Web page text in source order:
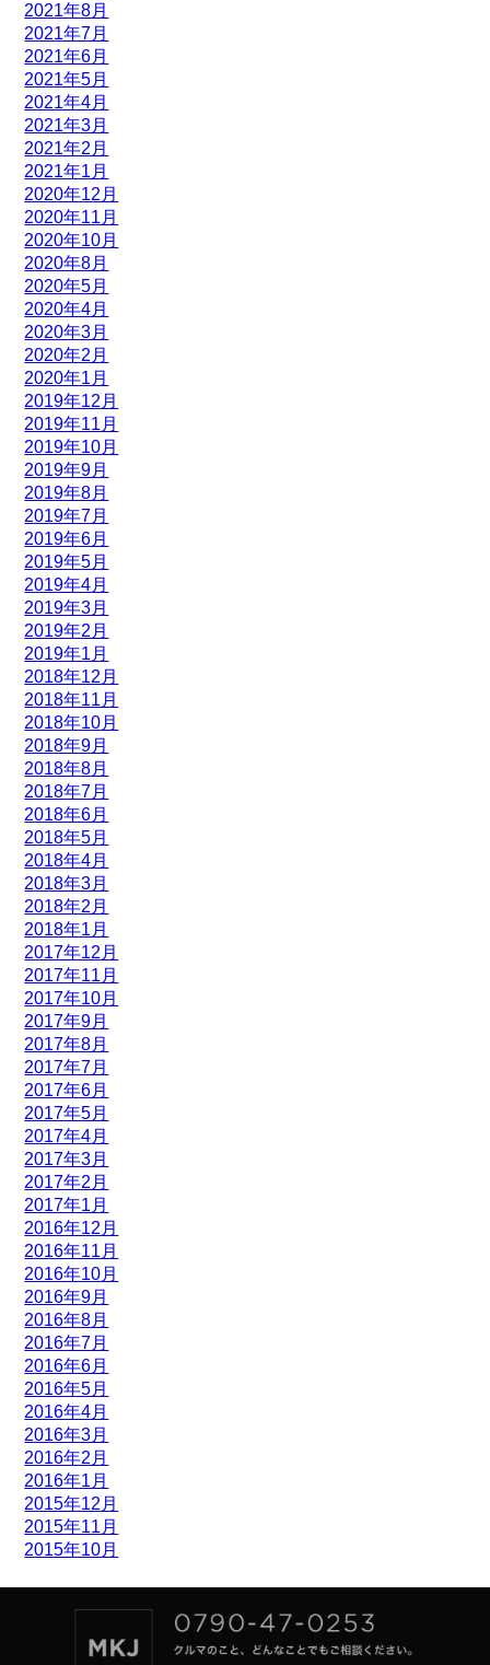
2021年8月
2021年7月
2021年6月
2021年5月
2021年4月
2021年3月
2021年2月
2021年1月
2020年12月
2020年11月
2020年10月
2020年8月
2020年5月
2020年4月
2020年3月
2020年2月
2020年1月
2019年12月
2019年11月
2019年10月
2019年9月
2019年8月
2019年7月
2019年6月
2019年5月
2019年4月
2019年3月
2019年2月
2019年1月
2018年12月
2018年11月
2018年10月
2018年9月
2018年8月
2018年7月
2018年6月
2018年5月
2018年4月
2018年3月
2018年2月
2018年1月
2017年12月
2017年11月
2017年10月
2017年9月
2017年8月
2017年7月
2017年6月
2017年5月
2017年4月
2017年3月
2017年2月
2017年1月
2016年12月
2016年11月
2016年10月
2016年9月
2016年8月
2016年7月
2016年6月
2016年5月
2016年4月
2016年3月
2016年2月
2016年1月
2015年12月
2015年11月
2015年10月